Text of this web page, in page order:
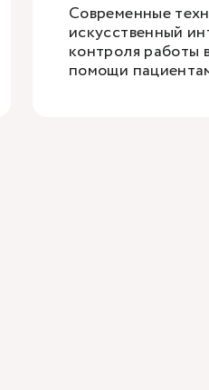
Современные
искусственный
контроля работы
помощи